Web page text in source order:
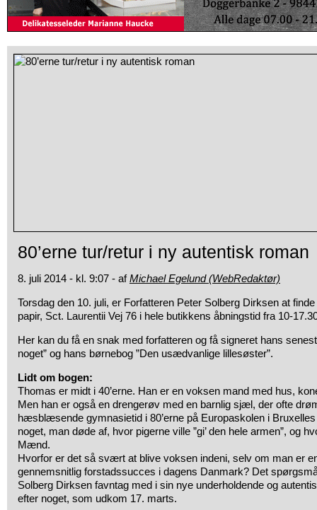
80’erne tur/retur i ny autentisk roman
8. juli 2014 - kl. 9:07 - afMichael Egelund (WebRedaktør)
Torsdag den 10. juli, er Forfatteren Peter Solberg Dirksen at
papir, Sct. Laurentii Vej 76 i hele butikkens åbningstid fra 10-
Her kan du få en snak med forfatteren og få signeret hans
noget” og hans børnebog ”Den usædvanlige lillesøster”.
Lidt om bogen:
Thomas er midt i 40’erne. Han er en voksen mand med hus,
Men han er også en drengerøv med en barnlig sjæl, der ofte
hæsblæsende gymnasietid i 80’erne på Europaskolen i
noget, man døde af, hvor pigerne ville ”gi’ den hele armen”, og
Mænd.
Hvorfor er det så svært at blive voksen indeni, selv om man er
gennemsnitlig forstadssucces i dagens Danmark? Det
Solberg Dirksen favntag med i sin nye underholdende og
efter noget, som udkom 17. marts.